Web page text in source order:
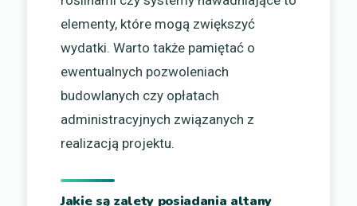
elementy, które mogą zwiększyć
wydatki. Warto także pamiętać o
ewentualnych pozwoleniach
budowlanych czy opłatach
administracyjnych związanych z
realizacją projektu.
Jakie są zalety posiadania altany